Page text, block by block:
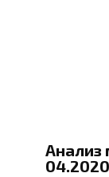
Анализ
04.2020